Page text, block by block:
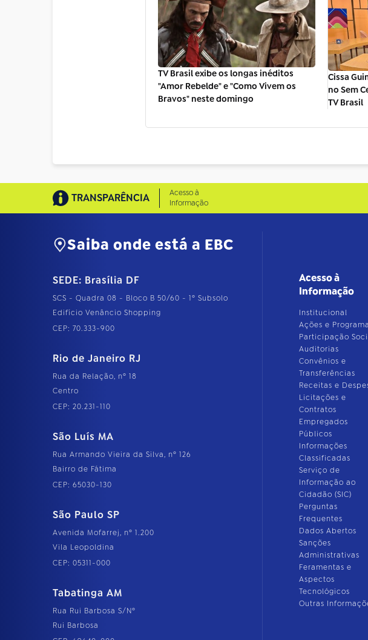
TV Brasil exibe os longas inéditos
"Amor Rebelde" e "Como Vivem os
Bravos" neste domingo
Cissa
no Sem
TV Brasil
TRANSPARÊNCIA
Acesso à
Informação
Saiba onde está a EBC
SEDE: Brasília DF
SCS - Quadra 08 - Bloco B 50/60 - 1º Subsolo
Edifício Venâncio Shopping
CEP: 70.333-900
Rio de Janeiro RJ
Rua da Relação, nº 18
Centro
CEP: 20.231-110
São Luís MA
Rua Armando Vieira da Silva, nº 126
Bairro de Fátima
CEP: 65030-130
São Paulo SP
Avenida Mofarrej, nº 1.200
Vila Leopoldina
CEP: 05311-000
Tabatinga AM
Rua Rui Barbosa S/Nº
Rui Barbosa
Acesso à
Informação
Institucional
Ações e
Participação
Auditorias
Convênios e
Transferências
Receitas e
Licitações e
Contratos
Empregados
Públicos
Informações
Classificadas
Serviço de
Informação ao
Cidadão (SIC)
Perguntas
Frequentes
Dados Abertos
Sanções
Administrativas
Feramentas e
Aspectos
Tecnológicos
Outras